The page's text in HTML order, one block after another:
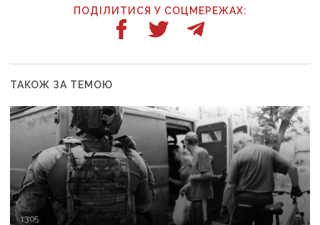
ПОДІЛИТИСЯ У СОЦМЕРЕЖАХ:
ТАКОЖ ЗА ТЕМОЮ
13:05